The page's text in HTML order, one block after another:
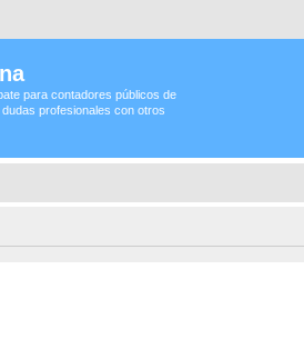
para contadores públicos de
profesionales con otros